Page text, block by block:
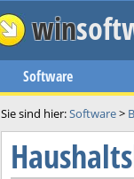
win
Software
Sie sind hier:Software>